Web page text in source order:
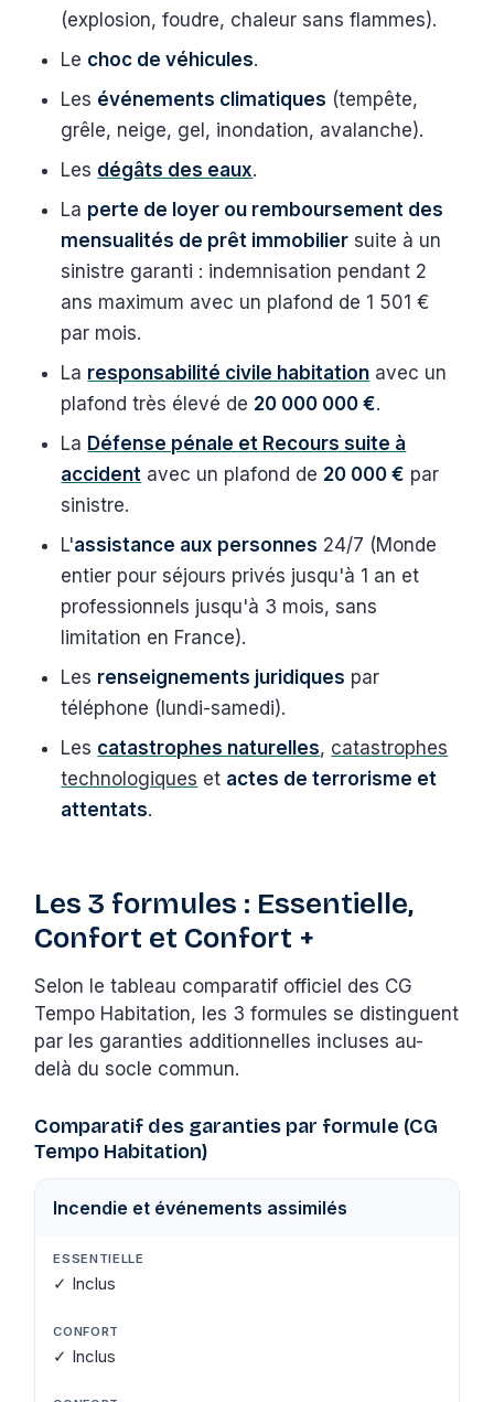
(explosion, foudre, chaleur sans flammes).
Le choc de véhicules.
Les événements climatiques (tempête,
grêle, neige, gel, inondation, avalanche).
Les dégâts des eaux.
La perte de loyer ou remboursement des
mensualités de prêt immobilier suite à un
sinistre garanti : indemnisation pendant 2
ans maximum avec un plafond de 1 501 €
par mois.
La responsabilité civile habitation avec un
plafond très élevé de 20 000 000 €.
La Défense pénale et Recours suite à
accident avec un plafond de 20 000 € par
sinistre.
L'assistance aux personnes 24/7 (Monde
entier pour séjours privés jusqu'à 1 an et
professionnels jusqu'à 3 mois, sans
limitation en France).
Les renseignements juridiques par
téléphone (lundi-samedi).
Les catastrophes naturelles, catastrophes
technologiques et actes de terrorisme et
attentats.
Les 3 formules : Essentielle,
Confort et Confort +
Selon le tableau comparatif officiel des CG
Tempo Habitation, les 3 formules se distinguent
par les garanties additionnelles incluses au-
delà du socle commun.
Comparatif des garanties par formule (CG
Tempo Habitation)
Incendie et événements assimilés
✓ Inclus
✓ Inclus